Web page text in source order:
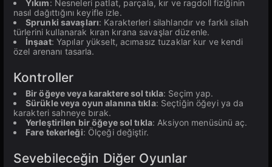
Yıkım: Nesneleri patlat, parçala, kır ve ragdoll fiziğinin
nasıl dağıttığını keyifle izle.
Sprunki savaşları: Karakterleri silahlandır ve farklı silah
türlerini kullanarak kıran kırana savaşlar düzenle.
İnşaat: Yapılar yükselt, acımasız tuzaklar kur ve kendi
özel arenanı tasarla.
Kontroller
Bir öğeye veya karaktere sol tıkla: Seçim yap.
Sürükle veya oyun alanına tıkla: Seçtiğin öğeyi ya da
karakteri sahneye bırak.
Yerleştirilen bir öğeye sol tıkla: Aksiyon menüsünü aç.
Fare tekerleği: Ölçeği değiştir.
Sevebileceğin Diğer Oyunlar